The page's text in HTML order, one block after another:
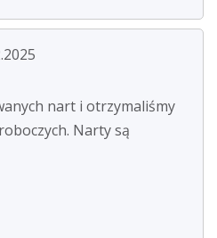
nart i otrzymaliśmy
Narty są